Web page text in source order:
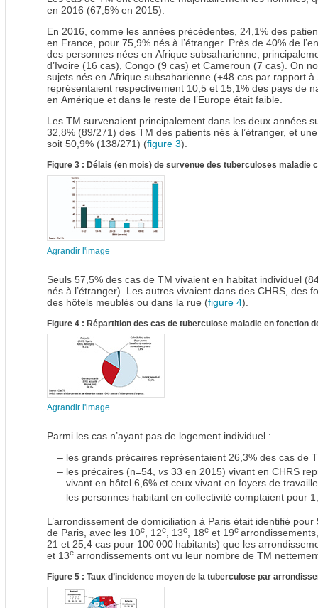
en 2016 (67,5% en 2015).
En 2016, comme les années précédentes, 24,1% des
en France, pour 75,9% nés à l’étranger. Près de 40% de
des personnes nées en Afrique subsaharienne,
d’Ivoire (16 cas), Congo (9 cas) et Cameroun (7 cas). On
sujets nés en Afrique subsaharienne (+48 cas par rapport à
représentaient respectivement 10,5 et 15,1% des pays de
en Amérique et dans le reste de l’Europe était faible.
Les TM survenaient principalement dans les deux années
32,8% (89/271) des TM des patients nés à l’étranger, et
soit 50,9% (138/271) (figure 3).
Figure 3 : Délais (en mois) de survenue des tuberculoses maladie
Agrandir l'image
Seuls 57,5% des cas de TM vivaient en habitat individuel
nés à l’étranger). Les autres vivaient dans des CHRS, des
des hôtels meublés ou dans la rue (figure 4).
Figure 4 : Répartition des cas de tuberculose maladie en fonction
Agrandir l'image
Parmi les cas n’ayant pas de logement individuel :
– les grands précaires représentaient 26,3% des cas de
– les précaires (n=54, vs 33 en 2015) vivant en CHRS
vivant en hôtel 6,6% et ceux vivant en foyers de
– les personnes habitant en collectivité comptaient pour
L’arrondissement de domiciliation à Paris était identifié
de Paris, avec les 10e, 12e, 13e, 18e et 19e
21 et 25,4 cas pour 100 000 habitants) que les
et 13e arrondissements ont vu leur nombre de TM
Figure 5 : Taux d’incidence moyen de la tuberculose par